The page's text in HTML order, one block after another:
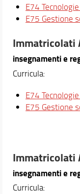
E74
E75 Gestione
Immatricolati
insegnamenti e
Curricula:
E74
E75 Gestione
Immatricolati
insegnamenti e
Curricula: